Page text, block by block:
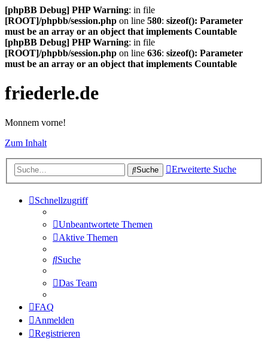
[phpBB Debug] PHP Warning: in file
[ROOT]/phpbb/session.php on line 580: sizeof(): Parameter
must be an array or an object that implements Countable
[phpBB Debug] PHP Warning: in file
[ROOT]/phpbb/session.php on line 636: sizeof(): Parameter
must be an array or an object that implements Countable
friederle.de
Monnem vorne!
Zum Inhalt
Suche Erweiterte Suche
Schnellzugriff
Unbeantwortete Themen
Aktive Themen
Suche
Das Team
FAQ
Anmelden
Registrieren